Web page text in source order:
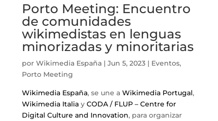
Porto Meeting: Encuentro
de comunidades
wikimedistas en lenguas
minorizadas y minoritarias
por Wikimedia España| Jun 5, 2023| Eventos,
Porto Meeting
Wikimedia España, se une a Wikimedia Portugal,
Wikimedia Italiay CODA / FLUP – Centre for
Digital Culture and Innovation, para organizar